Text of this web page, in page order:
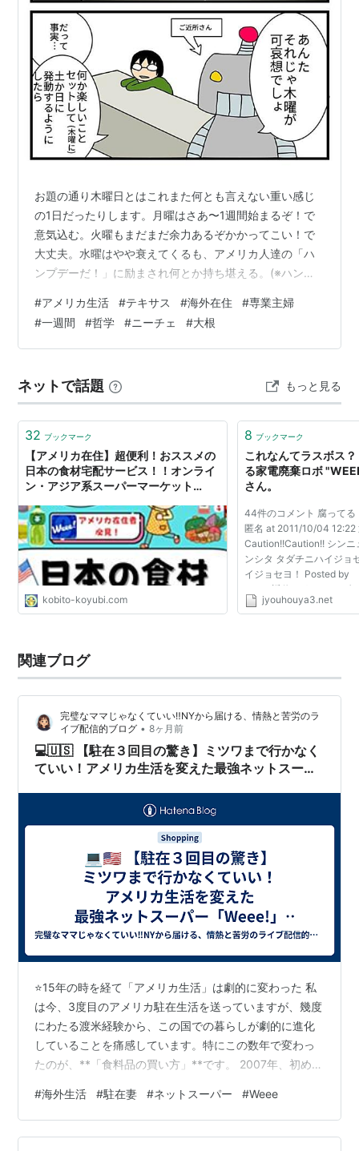
お題の通り木曜日とはこれまた何とも言えない重い感じ
の1日だったりします。月曜はさあ〜1週間始まるぞ！で
意気込む。火曜もまだまだ余力あるぞかかってこい！で
大丈夫。水曜はやや衰えてくるも、アメリカ人達の「ハ
ンプデーだ！」に励まされ何とか持ち堪える。(※ハンプ
くし切ってしまうのがいつも木曜。金曜は言わずもがな
花金ですので、体力はなくとも心は軽い。土日は体力回
復できる。 そうです。学生時代も会社員時代もいまもこ
中にスンナリ落とし込めない。何故なら月曜〜水曜まで
の疲労と、あとまだ木曜と金曜の2日も残って…
#アメリカ生活 #テキサス #海外在住 #専業主婦
#一週間 #哲学 #ニーチェ #大根
ネットで話題 もっと見る
32 ブックマーク
【アメリカ在住】超便利！おススメの
日本の食材宅配サービス！！オンライ
ン・アジア系スーパーマーケット
kobito-koyubi.com
8 ブックマーク
これなんてラスボス
る家電廃棄ロボ
さん。
44件のコメント 腐って
匿名 at 2011/10/04 12:22
Caution!!Caution!! シンニ
ンシタ タダチニハイジョ
イジョセヨ！ Posted
12:35 返信 どうせサンダ
ろ Posted by 匿名 at
jyouhouya3.net
関連ブログ
完璧なママじゃなくていい‼️NYから届ける、情熱と苦労のラ
イブ配信的ブログ • 8ヶ月前
💻🇺🇸 【駐在３回目の驚き】ミツワまで行かなく
ていい！アメリカ生活を変えた最強ネットスーパ
⭐️15年の時を経て「アメリカ生活」は劇的に変わった 私
は今、3度目のアメリカ駐在生活を送っていますが、幾度
にわたる渡米経験から、この国での暮らしが劇的に進化
していることを痛感しています。特にこの数年で変わっ
たのが、**「食料品の買い方」**です。 2007年、初めて
ためには、マンハッタンからバスと電車を乗り継ぎ、ニ
ュージャージー州のミツワかローアーマンハッタンのサ
ンライズマートまで足を運ぶのが定番でした。重いお米
#海外生活 #駐在妻 #ネットスーパー #Weee